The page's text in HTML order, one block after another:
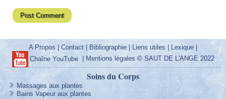
A Propos |Contact Bibliographie Liens utiles | Lexique
Chaîne YouTube| Mentions légales © SAUT DE L'ANGE 2022
Soins du Corps
Massages aux plantes
Bains Vapeur aux plantes